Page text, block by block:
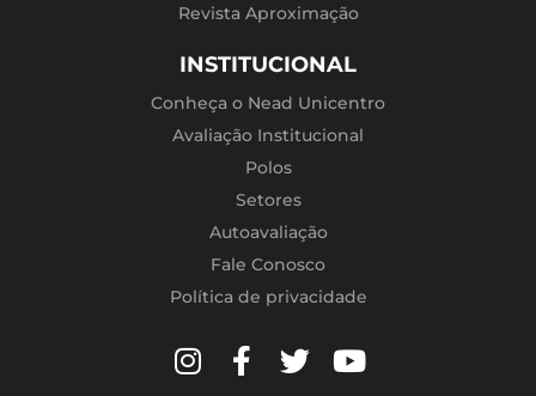
Revista Aproximação
INSTITUCIONAL
Conheça o Nead Unicentro
Avaliação Institucional
Polos
Setores
Autoavaliação
Fale Conosco
Política de privacidade